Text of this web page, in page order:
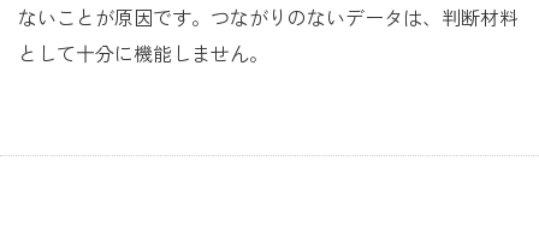
ないことが原因です。つながりのないデータは、判断材料
として十分に機能しません。